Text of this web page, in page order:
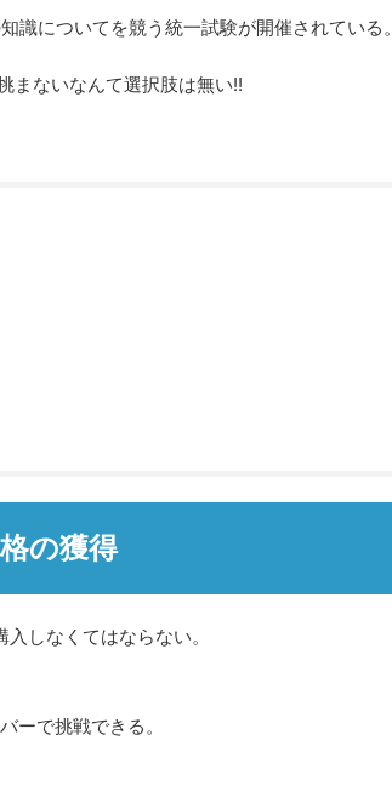
識についてを競う統一試験が開催されている。
まないなんて選択肢は無い!!
の獲得
しなくてはならない。
ーで挑戦できる。